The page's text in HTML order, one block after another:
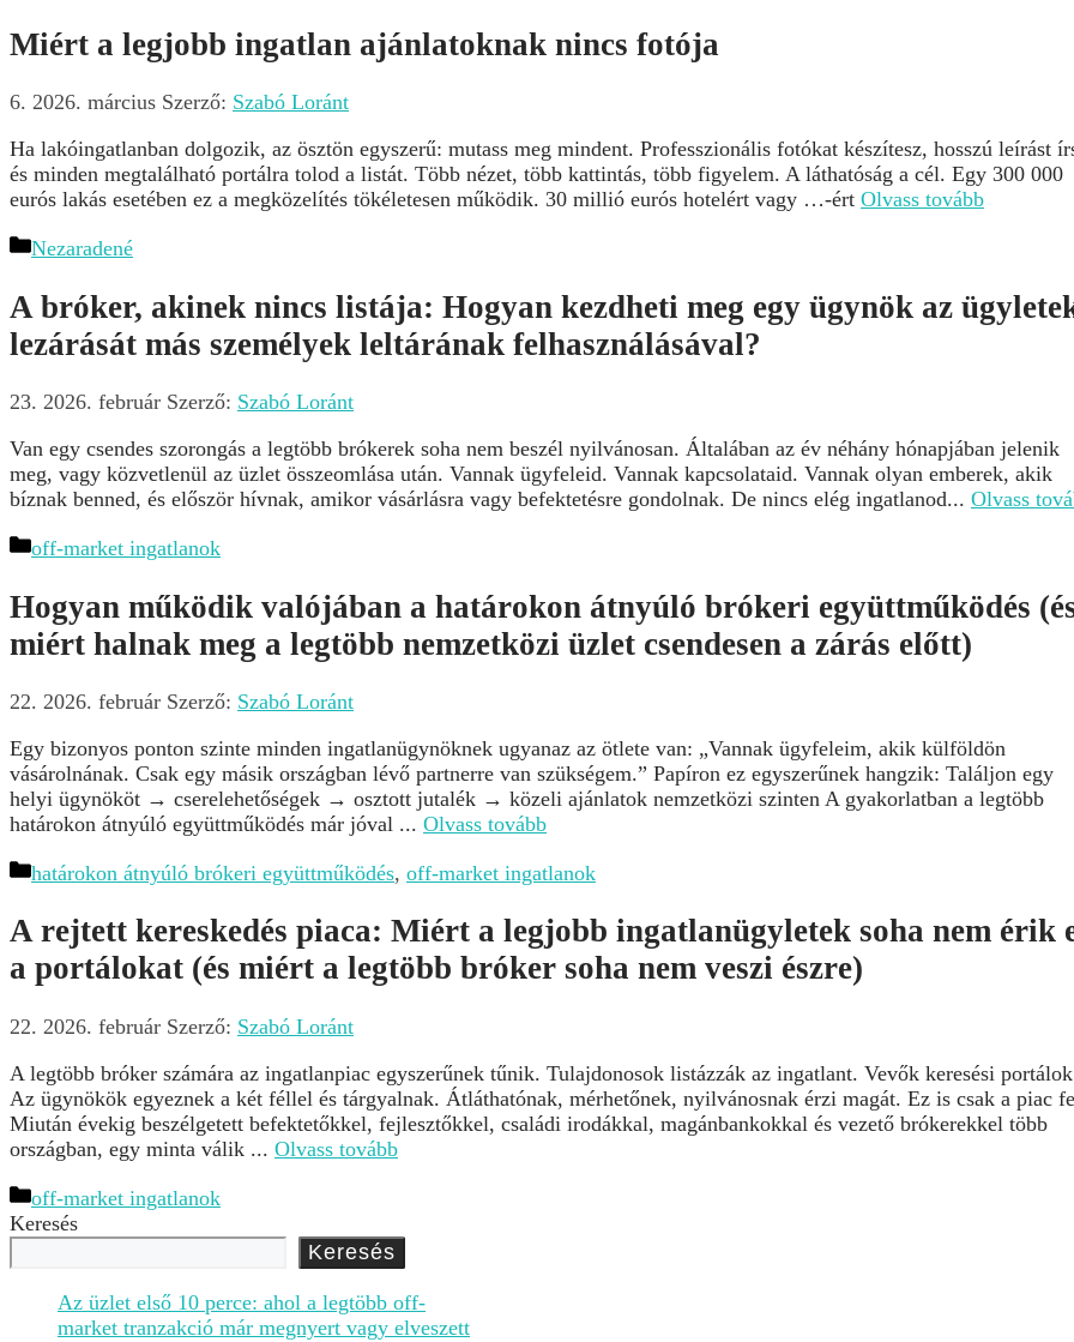
Miért a legjobb ingatlan ajánlatoknak nincs fotója
6. 2026. március Szerző: Szabó Loránt
Ha lakóingatlanban dolgozik, az ösztön egyszerű: mutass meg mindent. Professzionális fotókat készítesz, hosszú leírást
és minden megtalálható portálra tolod a listát. Több nézet, több kattintás, több figyelem. A láthatóság a cél. Egy 300 000
eurós lakás esetében ez a megközelítés tökéletesen működik. 30 millió eurós hotelért vagy …-ért Olvass tovább
Kategória
Nezaradené
A bróker, akinek nincs listája: Hogyan kezdheti meg egy ügynök az
lezárását más személyek leltárának felhasználásával?
23. 2026. február Szerző: Szabó Loránt
Van egy csendes szorongás a legtöbb brókerek soha nem beszél nyilvánosan. Általában az év néhány hónapjában jelenik
meg, vagy közvetlenül az üzlet összeomlása után. Vannak ügyfeleid. Vannak kapcsolataid. Vannak olyan emberek, akik
bíznak benned, és először hívnak, amikor vásárlásra vagy befektetésre gondolnak. De nincs elég ingatlanod... Olvass
Kategória
off-market ingatlanok
Hogyan működik valójában a határokon átnyúló brókeri együttműködés
miért halnak meg a legtöbb nemzetközi üzlet csendesen a zárás előtt)
22. 2026. február Szerző: Szabó Loránt
Egy bizonyos ponton szinte minden ingatlanügynöknek ugyanaz az ötlete van: „Vannak ügyfeleim, akik külföldön
vásárolnának. Csak egy másik országban lévő partnerre van szükségem.” Papíron ez egyszerűnek hangzik: Találjon egy
helyi ügynököt → cserelehetőségek → osztott jutalék → közeli ajánlatok nemzetközi szinten A gyakorlatban a legtöbb
határokon átnyúló együttműködés már jóval ... Olvass tovább
Kategória
határokon átnyúló brókeri együttműködés, off-market ingatlanok
A rejtett kereskedés piaca: Miért a legjobb ingatlanügyletek soha nem érik
a portálokat (és miért a legtöbb bróker soha nem veszi észre)
22. 2026. február Szerző: Szabó Loránt
A legtöbb bróker számára az ingatlanpiac egyszerűnek tűnik. Tulajdonosok listázzák az ingatlant. Vevők keresési
Az ügynökök egyeznek a két féllel és tárgyalnak. Átláthatónak, mérhetőnek, nyilvánosnak érzi magát. Ez is csak a piac
Miután évekig beszélgetett befektetőkkel, fejlesztőkkel, családi irodákkal, magánbankokkal és vezető brókerekkel több
országban, egy minta válik ... Olvass tovább
Kategória
off-market ingatlanok
Keresés
Keresés
Az üzlet első 10 perce: ahol a legtöbb off-
market tranzakció már megnyert vagy elveszett